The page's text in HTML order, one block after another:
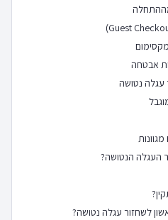
העגלה הנטושה?
לשחזור עגלה נטושה?